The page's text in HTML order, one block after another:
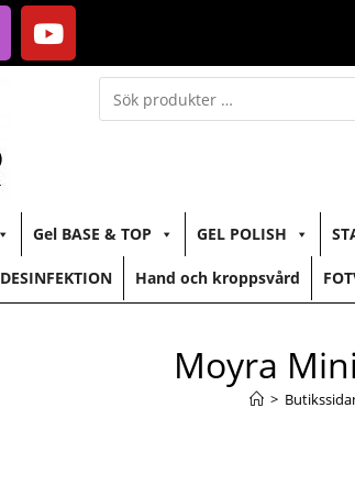
Gel BASE & TOP GEL POLISH
DESINFEKTION Hand och kroppsvård
Moyra
>